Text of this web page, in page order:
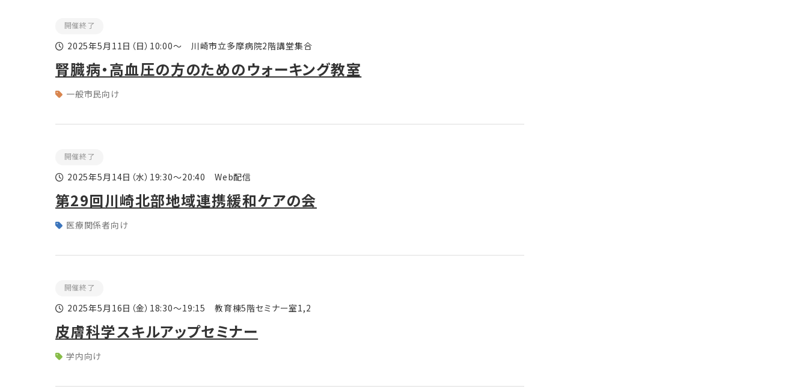
開催終了
2025年5月11日 （日） 10:00～ 川崎市立多摩病院2階講堂集合
腎臓病・高血圧の方のためのウォーキング教室
一般市民向け
開催終了
2025年5月14日 （水） 19:30～20:40 Web配信
第29回川崎北部地域連携緩和ケアの会
医療関係者向け
開催終了
2025年5月16日 （金） 18:30～19:15 教育棟5階セミナー室1,2
皮膚科学スキルアップセミナー
学内向け